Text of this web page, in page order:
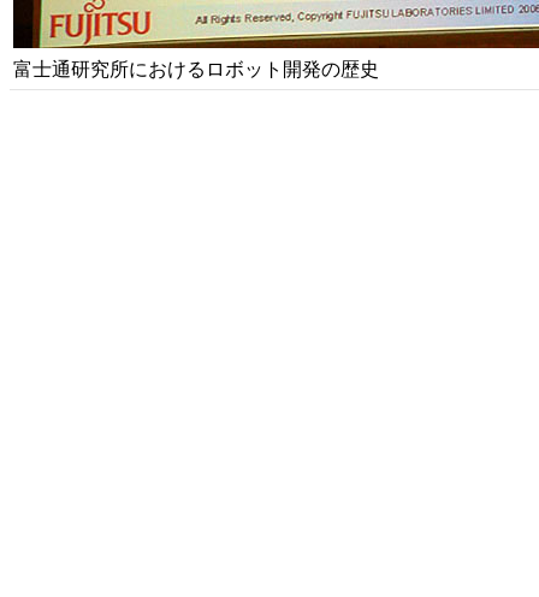
富士通研究所におけるロボット開発の歴史